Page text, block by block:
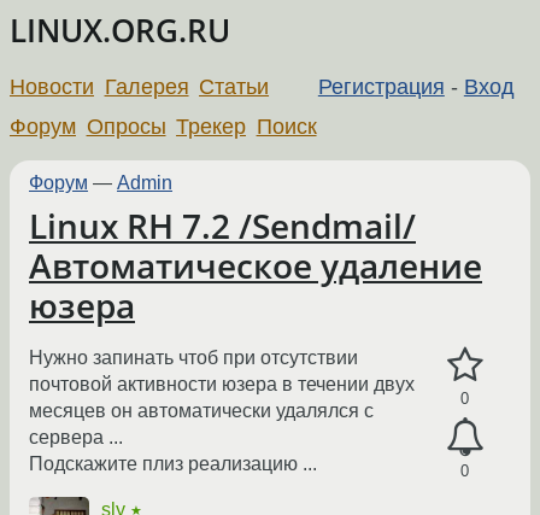
LINUX.ORG.RU
Регистрация - Вход
Новости Галерея Статьи
Форум Опросы Трекер Поиск
Форум — Admin
Linux RH 7.2 /Sendmail/
Автоматическое удаление
юзера
0
0
Нужно запинать чтоб при отсутствии
почтовой активности юзера в течении двух
месяцев он автоматически удалялся с
сервера ...
Подскажите плиз реализацию ...
sly ★